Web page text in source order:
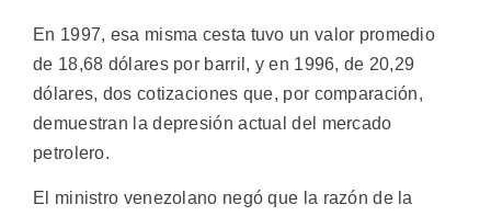
En 1997, esa misma cesta tuvo un valor promedio
de 18,68 dólares por barril, y en 1996, de 20,29
dólares, dos cotizaciones que, por comparación,
demuestran la depresión actual del mercado
petrolero.
El ministro venezolano negó que la razón de la